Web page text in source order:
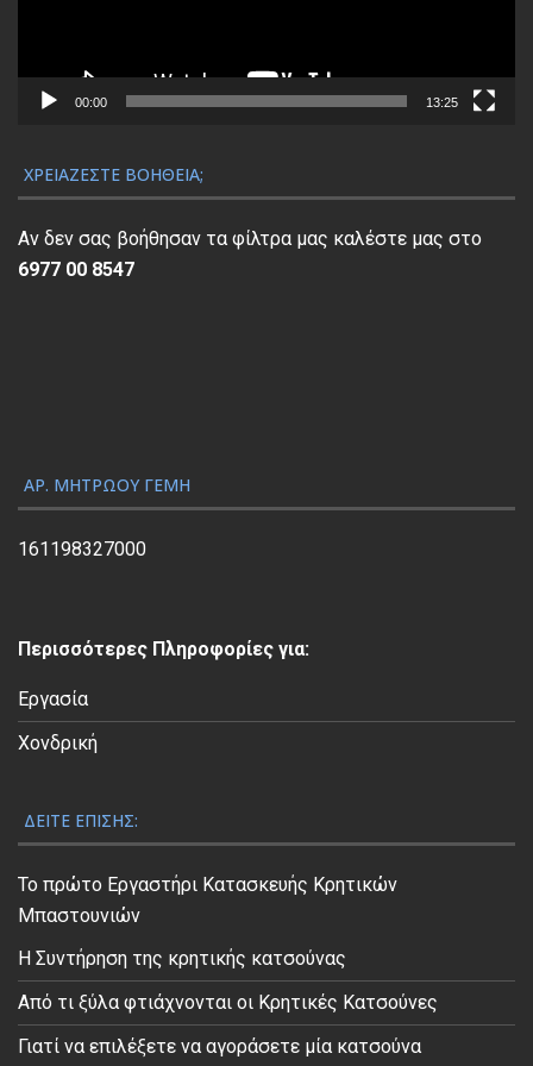
μ
ν
α
π
α
ς
Β
ί
00:00 13:25
ΧΡΕΙΆΖΕΣΤΕ ΒΟΉΘΕΙΑ;
Αν δεν σας βοήθησαν τα φίλτρα μας καλέστε μας στο
6977 00 8547
ΑΡ. ΜΗΤΡΏΟΥ ΓΕΜΗ
161198327000
Περισσότερες Πληροφορίες για:
Εργασία
Χονδρική
ΔΕΊΤΕ ΕΠΊΣΗΣ:
Το πρώτο Εργαστήρι Κατασκευής Κρητικών
Μπαστουνιών
Η Συντήρηση της κρητικής κατσούνας
Από τι ξύλα φτιάχνονται οι Κρητικές Κατσούνες
Γιατί να επιλέξετε να αγοράσετε μία κατσούνα